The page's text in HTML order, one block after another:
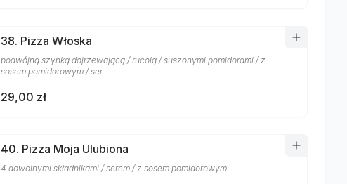
38. Pizza Włoska
podwójną szynką dojrzewającą / rucolą / suszonymi pomidorami / z
sosem pomidorowym / ser
29,00 zł
40. Pizza Moja Ulubiona
4 dowolnymi składnikami / serem / z sosem pomidorowym